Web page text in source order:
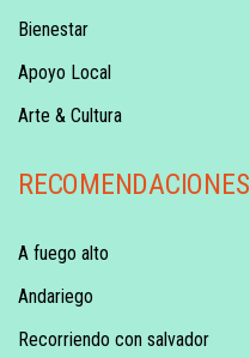
Bienestar
Apoyo Local
Arte & Cultura
RECOMENDACIONES
A fuego alto
Andariego
Recorriendo con salvador